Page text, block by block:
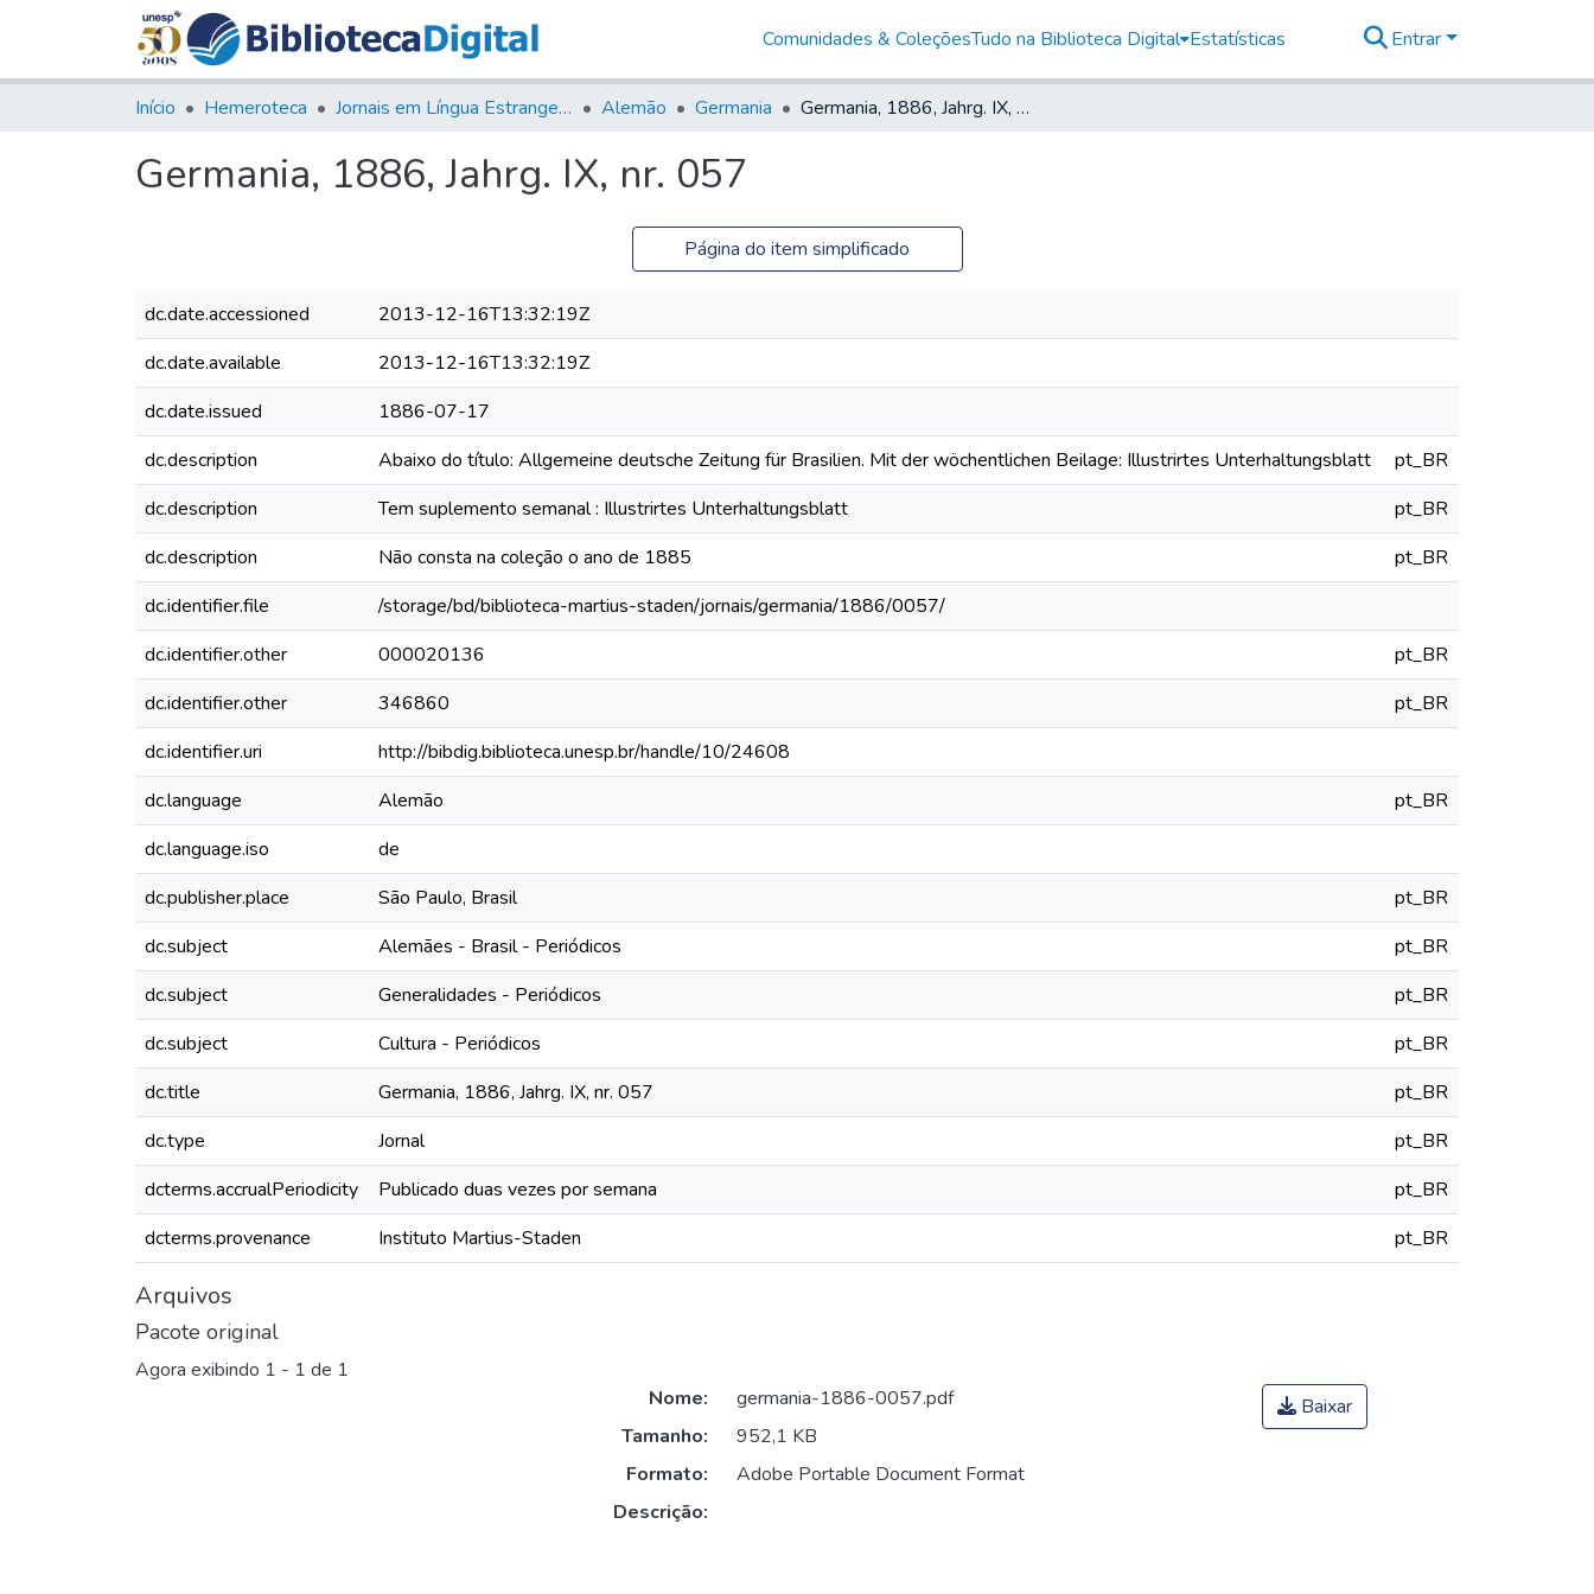
Comunidades & ColeçõesTudo na Biblioteca Digital Estatísticas Entrar
Início Hemeroteca Jornais em Língua Estrangeira Alemão Germania Germania, 1886, Jahrg. IX, nr. 057
Germania, 1886, Jahrg. IX, nr. 057
Página do item simplificado
dc.date.accessioned
2013-12-16T13:32:19Z
dc.date.available
2013-12-16T13:32:19Z
dc.date.issued
1886-07-17
dc.description
Abaixo do título: Allgemeine deutsche Zeitung für Brasilien. Mit der wöchentlichen Beilage: Illustrirtes Unterhaltungsblatt
pt_BR
dc.description
Tem suplemento semanal : Illustrirtes Unterhaltungsblatt
pt_BR
dc.description
Não consta na coleção o ano de 1885
pt_BR
dc.identifier.file
/storage/bd/biblioteca-martius-staden/jornais/germania/1886/0057/
dc.identifier.other
000020136
pt_BR
dc.identifier.other
346860
pt_BR
dc.identifier.uri
http://bibdig.biblioteca.unesp.br/handle/10/24608
dc.language
Alemão
pt_BR
dc.language.iso
de
dc.publisher.place
São Paulo, Brasil
pt_BR
dc.subject
Alemães - Brasil - Periódicos
pt_BR
dc.subject
Generalidades - Periódicos
pt_BR
dc.subject
Cultura - Periódicos
pt_BR
dc.title
Germania, 1886, Jahrg. IX, nr. 057
pt_BR
dc.type
Jornal
pt_BR
dcterms.accrualPeriodicity
Publicado duas vezes por semana
pt_BR
dcterms.provenance
Instituto Martius-Staden pt_BR
Arquivos
Pacote original
Agora exibindo 1 - 1 de 1
Nome:
germania-1886-0057.pdf
Tamanho:
952,1 KB
Formato:
Adobe Portable Document Format
Descrição:
Baixar